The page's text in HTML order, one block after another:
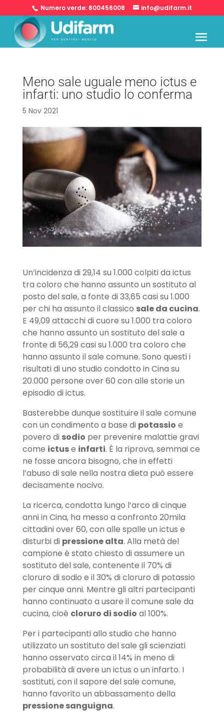
Numero verde: 800456008 info@udifarm.it
Meno sale uguale meno ictus e
infarti: uno studio lo conferma
5 Nov 2021
Un’incidenza di 29,14 su 1.000 colpiti da ictus
tra coloro che hanno assunto un sostituto al
posto del sale, a fonte di 33,65 casi su 1.000
per chi ha assunto il classico sale da cucina.
E 49,09 attacchi di cuore su 1.000 tra coloro
che hanno assunto un sostituto del sale a
fronte di 56,29 casi su 1.000 tra coloro che
hanno assunto il sale comune. Sono questi i
risultati di uno studio condotto in Cina su
20.000 persone over 60 con alle storie un
episodio di ictus.
Basterebbe dunque sostituire il sale comune
con un condimento a base di potassio e
povero di sodio per prevenire malattie gravi
come ictuse infarti. È la riprova, semmai ce
ne fosse ancora bisogno, che in effetti
l’abuso di sale nella nostra dieta può essere
decisamente nocivo.
La ricerca, condotta lungo l’arco di cinque
anni in Cina, ha messo a confronto 20mila
cittadini over 60, con alle spalle un ictus e
disturbi di pressione alta. Alla metà del
campione è stato chiesto di assumere un
sostituto del sale, contenente il 70% di
cloruro di sodio e il 30% di cloruro di potassio
per cinque anni. Mentre gli altri partecipanti
hanno continuato a usare il comune sale da
cucina, cioè cloruro di sodio al 100%.
Per i partecipanti allo studio che hanno
utilizzato un sostituto del sale gli scienziati
hanno osservato circa il 14% in meno di
probabilità di avere un ictus o un infarto. I
sostituti, con il sapore del sale comune,
hanno favorito un abbassamento della
pressione sanguigna.